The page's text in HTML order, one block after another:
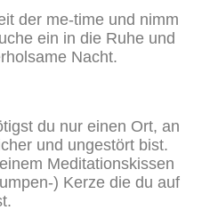
der me-time und nimm
ein in die Ruhe und
Nacht.
du nur einen Ort, an
und ungestört bist.
Meditationskissen
) Kerze die du auf